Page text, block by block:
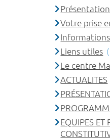
Présentation
Votre prise
Liens utiles
Le centre
ACTUALITES
EQUIPES ET